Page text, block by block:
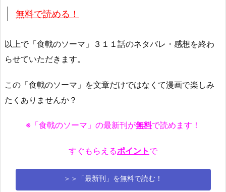
無料で読める！
以上で「食戟のソーマ」３１１話のネタバレ・感想を終わ
らせていただきます。
この「食戟のソーマ」を文章だけではなくて漫画で楽しみ
たくありませんか？
※「食戟のソーマ」の最新刊が無料で読めます！
すぐもらえるポイント で
＞＞「最新刊」を無料で読む！